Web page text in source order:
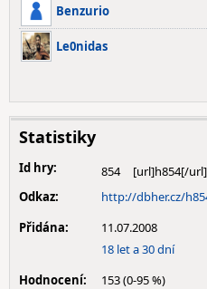
Benzurio
Le0nidas
Statistiky
Id hry:
854
Odkaz:
http://dbher.cz/
Přidána:
11.07.2008
18 let a 30 dní
Hodnocení:
153 (0-95 %)